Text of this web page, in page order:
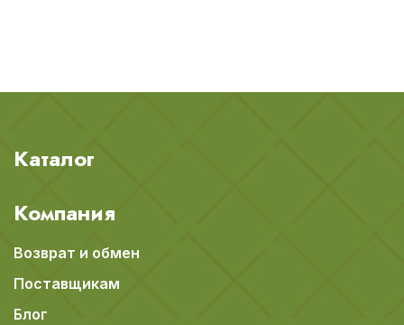
Каталог
Компания
Возврат и обмен
Поставщикам
Блог